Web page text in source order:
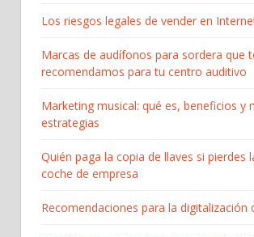
Los riesgos legales de vender en
Marcas de audífonos para sordera que
recomendamos para tu centro auditivo
Marketing musical: qué es, beneficios y
estrategias
Quién paga la copia de llaves si pierdes
coche de empresa
Recomendaciones para la digitalización